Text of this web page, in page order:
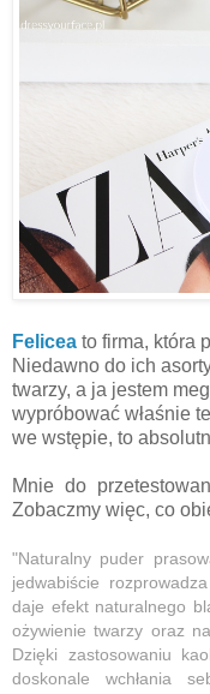
Felicea to firma, która
Niedawno do ich
twarzy, a ja jestem
wypróbować właśnie
we wstępie, to
Mnie do
Zobaczmy więc, co
"Naturalny puder
jedwabiście
daje efekt naturalnego
ożywienie twarzy oraz na
Dzięki zastosowaniu
doskonale wchłania